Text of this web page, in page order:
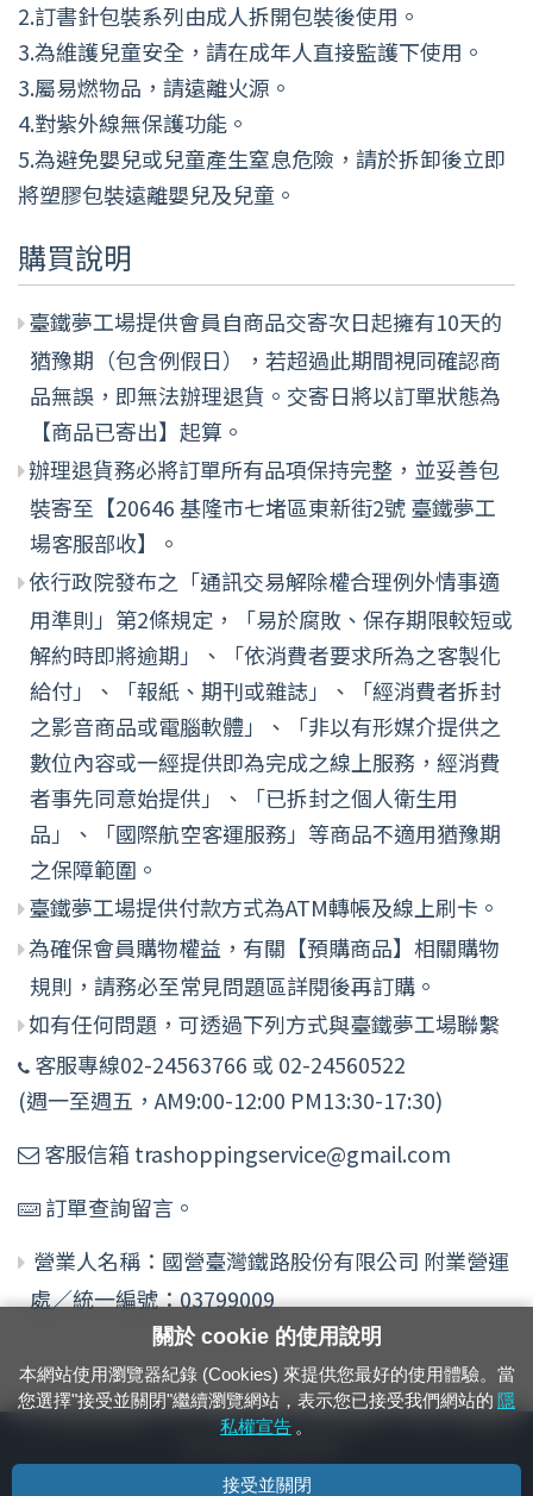
2.訂書針包裝系列由成人拆開包裝後使用。
3.為維護兒童安全，請在成年人直接監護下使用。
3.屬易燃物品，請遠離火源。
4.對紫外線無保護功能。
5.為避免嬰兒或兒童產生窒息危險，請於拆卸後立即
將塑膠包裝遠離嬰兒及兒童。
購買說明
臺鐵夢工場提供會員自商品交寄次日起擁有10天的
猶豫期（包含例假日），若超過此期間視同確認商
品無誤，即無法辦理退貨。交寄日將以訂單狀態為
【商品已寄出】起算。
辦理退貨務必將訂單所有品項保持完整，並妥善包
裝寄至【20646 基隆市七堵區東新街2號 臺鐵夢工
場客服部收】。
依行政院發布之「通訊交易解除權合理例外情事適
用準則」第2條規定，「易於腐敗、保存期限較短或
解約時即將逾期」、「依消費者要求所為之客製化
給付」、「報紙、期刊或雜誌」、「經消費者拆封
之影音商品或電腦軟體」、「非以有形媒介提供之
數位內容或一經提供即為完成之線上服務，經消費
者事先同意始提供」、「已拆封之個人衛生用
品」、「國際航空客運服務」等商品不適用猶豫期
之保障範圍。
臺鐵夢工場提供付款方式為ATM轉帳及線上刷卡。
為確保會員購物權益，有關【預購商品】相關購物
規則，請務必至常見問題區詳閱後再訂購。
如有任何問題，可透過下列方式與臺鐵夢工場聯繫
客服專線02-24563766 或 02-24560522
(週一至週五，AM9:00-12:00 PM13:30-17:30)
客服信箱 trashoppingservice@gmail.com
訂單查詢留言。
營業人名稱：國營臺灣鐵路股份有限公司 附業營運
處／統一編號：03799009
24小時緊急通報電話：1933（市話、手機，僅限發現軌道、平交道、橋樑及隧
關於 cookie 的使用說明
本網站使用瀏覽器紀錄 (Cookies) 來提供您最好的使用體驗。當
您選擇"接受並關閉"繼續瀏覽網站，表示您已接受我們網站的 隱
私權宣告 。
接受並關閉